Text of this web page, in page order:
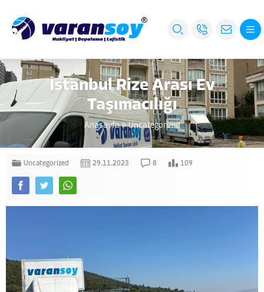
İstanbul Rize Arası Ev
Taşımacılığı
Anasayfa»Uncategorized
Uncategorized 29.11.2023 8 109